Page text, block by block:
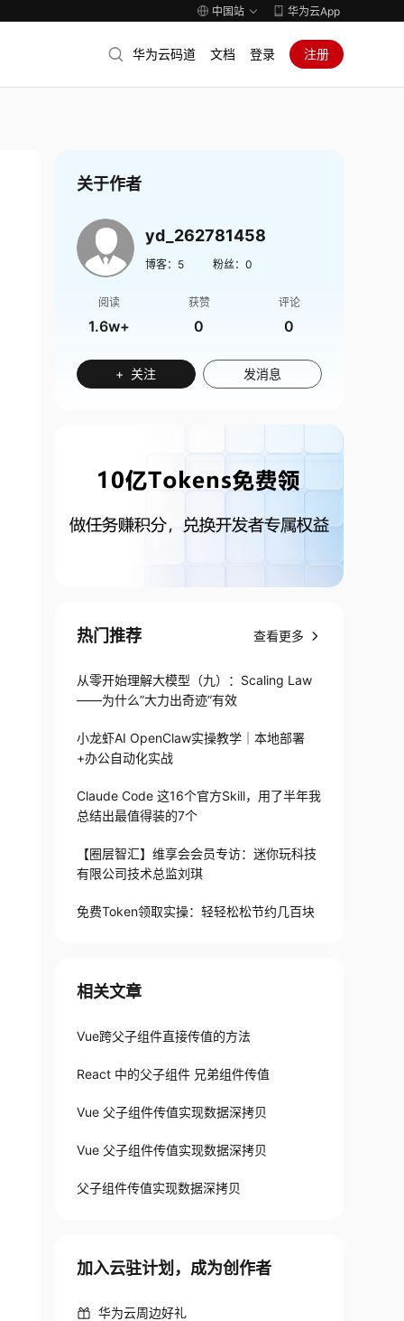
中国站 华为云App
华为云码道 文档 登录 注册
关于作者
yd_262781458
博客： 5 粉丝： 0
阅读
1.6w+
获赞
0
评论
0
+ 关注 发消息
热门推荐 查看更多
从零开始理解大模型（九）：Scaling Law
——为什么”大力出奇迹”有效
小龙虾AI OpenClaw实操教学｜本地部署
+办公自动化实战
Claude Code 这16个官方Skill，用了半年我
总结出最值得装的7个
【圈层智汇】维享会会员专访：迷你玩科技
有限公司技术总监刘琪
免费Token领取实操：轻轻松松节约几百块
相关文章
Vue跨父子组件直接传值的方法
React 中的父子组件 兄弟组件传值
Vue 父子组件传值实现数据深拷贝
Vue 父子组件传值实现数据深拷贝
父子组件传值实现数据深拷贝
加入云驻计划，成为创作者
华为云周边好礼